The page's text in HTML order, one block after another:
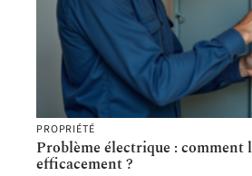
PROPRIÉTÉ
Problème électrique : comment
efficacement ?